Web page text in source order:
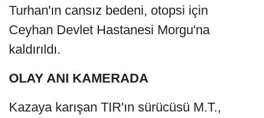
Turhan'ın cansız bedeni, otopsi için
Ceyhan Devlet Hastanesi Morgu'na
kaldırıldı.
OLAY ANI KAMERADA
Kazaya karışan TIR'ın sürücüsü M.T.,